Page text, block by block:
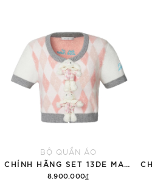
BỘ QUẦN ÁO
8.900.000₫